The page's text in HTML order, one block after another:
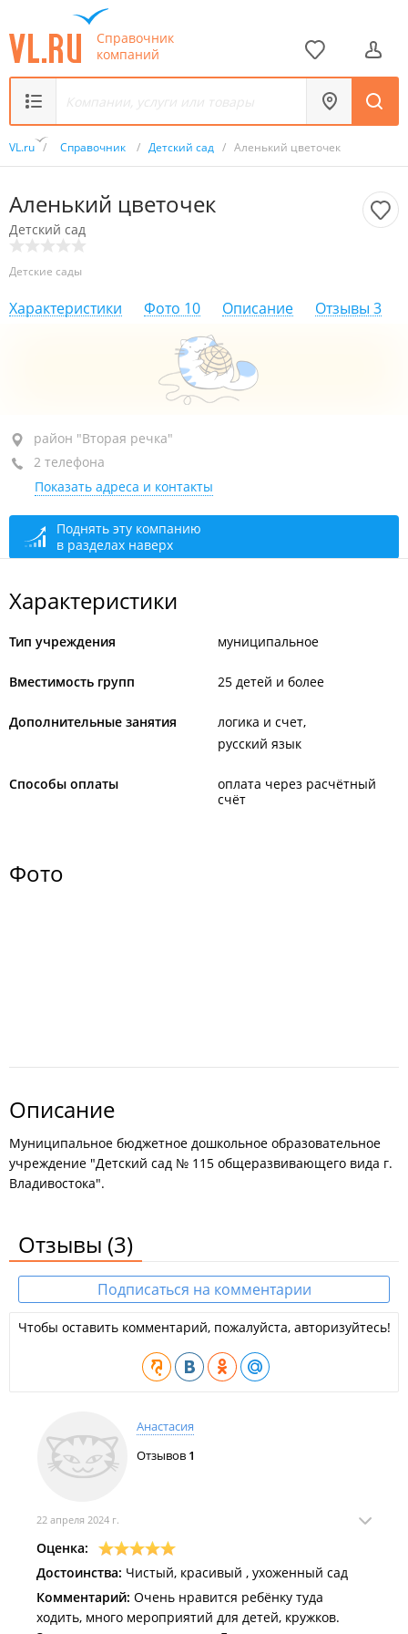
Справочник
компаний
VL.ru / Справочник / Детский сад / Аленький цветочек
Аленький цветочек
Детский сад
Детские сады
Характеристики Фото 10 Описание Отзывы 3
район "Вторая речка", ул. Русская, 85
+7 (423) 232-99-18
+7 924 240-14-85заведующая
сегодня закрыто
район "Вторая речка"
2 телефона
Показать адреса и контакты
Поднять эту компанию
в разделах наверх
Характеристики
Тип учреждения муниципальное
Вместимость групп 25 детей и более
Дополнительные занятия
логика и счет
русский язык
Способы оплаты
оплата через расчётный
счёт
Фото
Описание
Муниципальное бюджетное дошкольное образовательное
учреждение "Детский сад № 115 общеразвивающего вида г.
Владивостока".
Отзывы (3)
Подписаться на комментарии
Чтобы оставить комментарий, пожалуйста, авторизуйтесь!
Анастасия
Отзывов 1
22 апреля 2024 г.
Оценка:
Достоинства: Чистый, красивый , ухоженный сад
Комментарий: Очень нравится ребёнку туда
ходить, много мероприятий для детей, кружков.